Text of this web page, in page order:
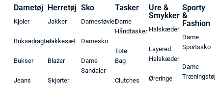
Dametøj
Kjoler
Buksedragter
Bukser
Jeans
Herretøj
Jakker
Jakkesæt
Blazer
Skjorter
Sko
Damestøvler
Damesko
Dame
Sandaler
Tasker
Dame
Håndtasker
Tote
Bag
Clutches
Ure &
Smykker
Halskæder
Layered
Halskæder
Øreringe
Sporty
&
Fashion
Dame
Sportssko
Dame
Træningstøj